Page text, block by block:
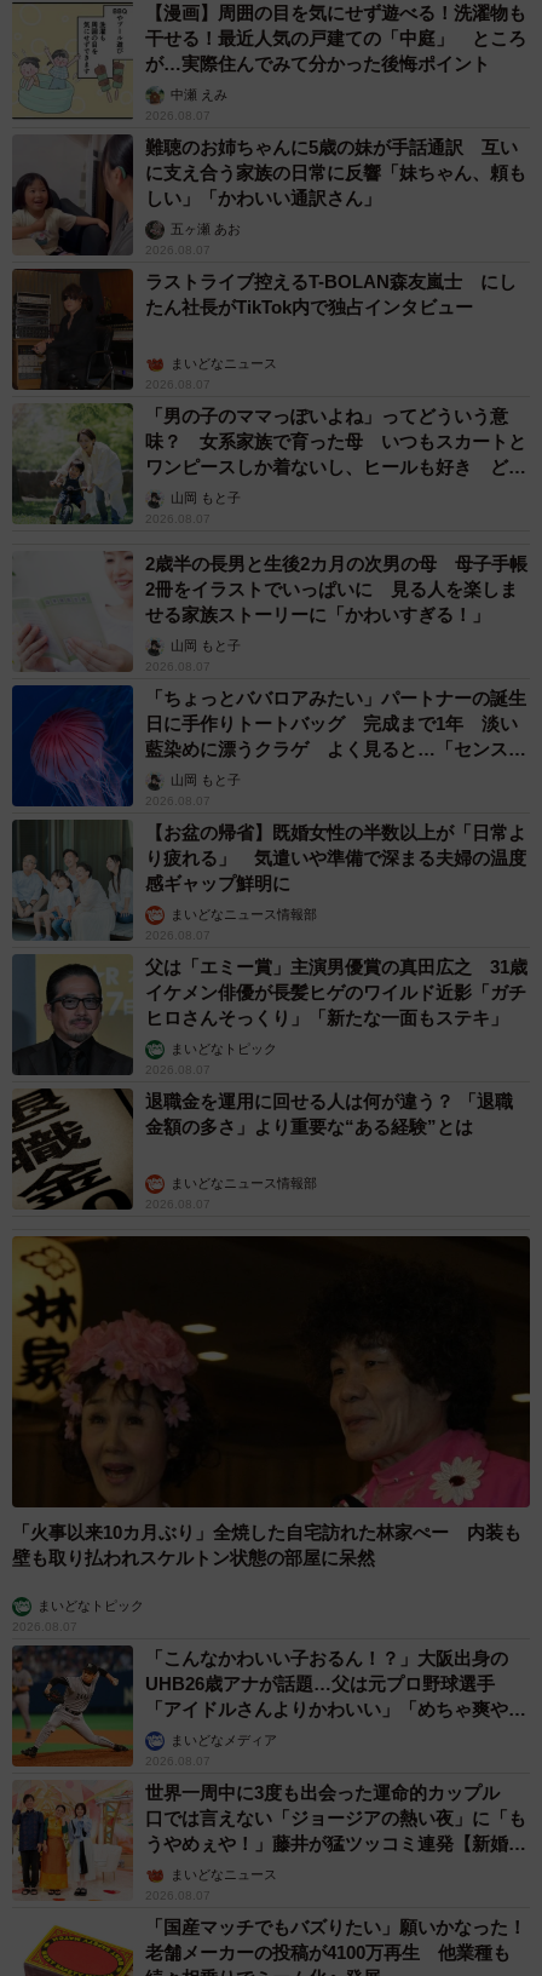
5/24
ネットの助言で黒猫クロさんが作成した産箱その1（画像提供：黒猫クロ
さん）
6/24
ネットの助言で黒猫クロさんが作成した産箱その2（画像提供：黒猫クロ
さん）
黒猫クロさんが図書館で借りた「猫の出産」に関する書籍（画像提供：
黒猫クロさん）
【漫画】周囲の目を気にせず遊べる！洗濯物も
干せる！最近人気の戸建ての「中庭」 ところ
が…実際住んでみて分かった後悔ポイント
中瀬 えみ
2026.08.07
難聴のお姉ちゃんに5歳の妹が手話通訳 互い
に支え合う家族の日常に反響「妹ちゃん、頼も
しい」「かわいい通訳さん」
五ヶ瀬 あお
2026.08.07
ラストライブ控えるT-BOLAN森友嵐士 にし
たん社長がTikTok内で独占インタビュー
まいどなニュース
2026.08.07
「男の子のママっぽいよね」ってどういう意
味？ 女系家族で育った母 いつもスカートと
ワンピースしか着ないし、ヒールも好き どの
へんが…
山岡 もと子
2026.08.07
2歳半の長男と生後2カ月の次男の母 母子手帳
2冊をイラストでいっぱいに 見る人を楽しま
せる家族ストーリーに「かわいすぎる！」
山岡 もと子
2026.08.07
「ちょっとババロアみたい」パートナーの誕生
日に手作りトートバッグ 完成まで1年 淡い
藍染めに漂うクラゲ よく見ると…「センスす
ごい」山岡 もと子
2026.08.07
【お盆の帰省】既婚女性の半数以上が「日常よ
り疲れる」 気遣いや準備で深まる夫婦の温度
感ギャップ鮮明に
まいどなニュース情報部
2026.08.07
父は「エミー賞」主演男優賞の真田広之 31歳
イケメン俳優が長髪ヒゲのワイルド近影「ガチ
ヒロさんそっくり」「新たな一面もステキ」
まいどなトピック
2026.08.07
退職金を運用に回せる人は何が違う？ 「退職
金額の多さ」より重要な“ある経験”とは
まいどなニュース情報部
2026.08.07
「火事以来10カ月ぶり」全焼した自宅訪れた林家ぺー 内装も
壁も取り払われスケルトン状態の部屋に呆然
まいどなトピック
2026.08.07
「こんなかわいい子おるん！？」大阪出身の
UHB26歳アナが話題…父は元プロ野球選手
「アイドルさんよりかわいい」「めちゃ爽や
か」まいどなメディア
2026.08.07
世界一周中に3度も出会った運命的カップル
口では言えない「ジョージアの熱い夜」に「も
うやめぇや！」藤井が猛ツッコミ連発【新婚さ
ん】まいどなニュース
2026.08.07
「国産マッチでもバズりたい」願いかなった！
老舗メーカーの投稿が4100万再生 他業種も